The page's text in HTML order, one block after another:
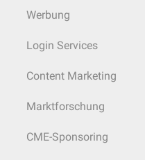
Werbung
Login Services
Content Marketing
Marktforschung
CME-Sponsoring